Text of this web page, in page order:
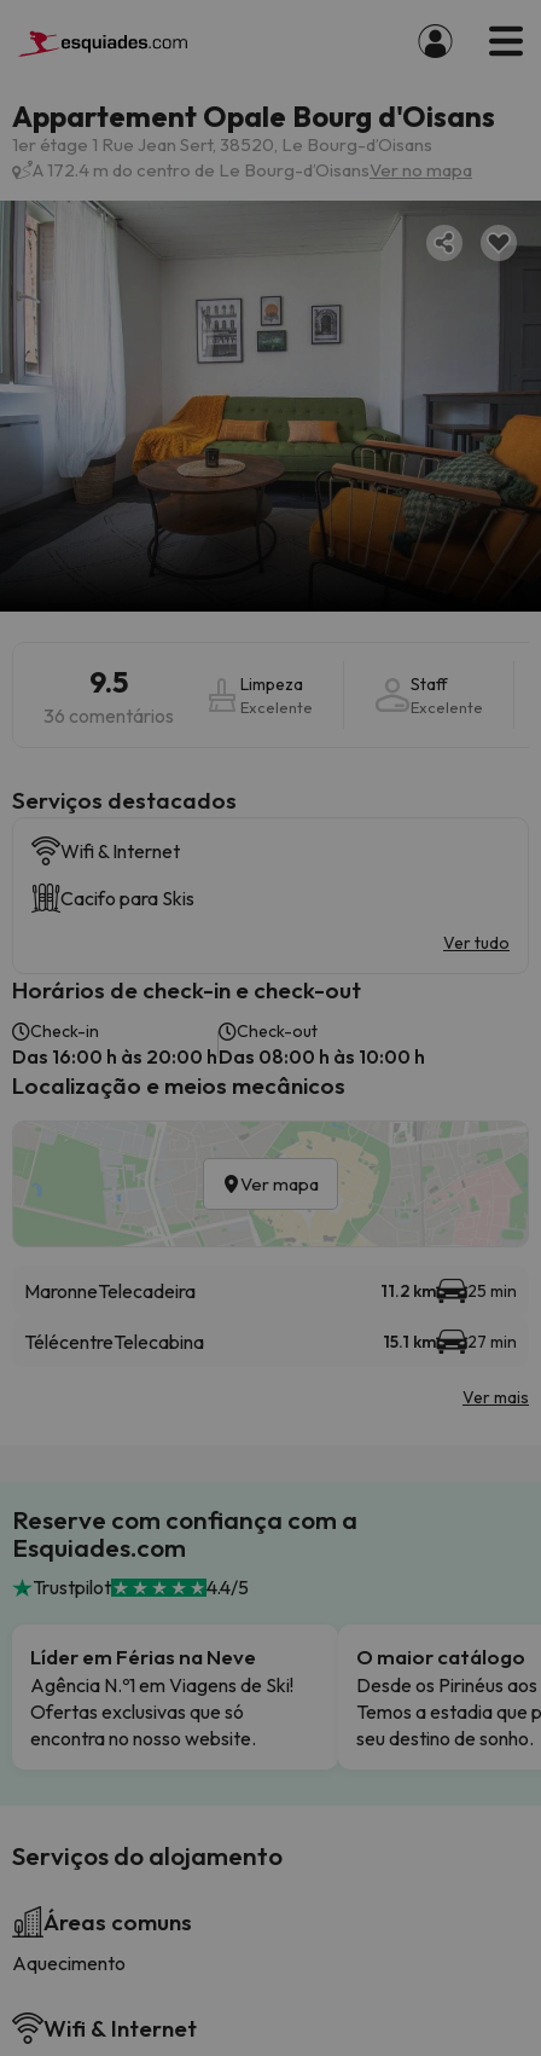
Appartement Opale Bourg d'Oisans
1er étage 1 Rue Jean Sert, 38520, Le Bourg-dʼOisans
A 172.4 m do centro de Le Bourg-dʼOisansVer no mapa
9.5
36 comentários
Limpeza
Excelente
Staff
Excelente
Serviços destacados
Wifi & Internet
Cacifo para Skis
Ver tudo
Horários de check-in e check-out
Check-in
Das 16:00 h às 20:00 h
Check-out
Das 08:00 h às 10:00 h
Localização e meios mecânicos
Ver mapa
MaronneTelecadeira 11.2 km 25 min
TélécentreTelecabina 15.1 km 27 min
Ver mais
Reserve com confiança com a
Esquiades.com
Trustpilot 4.4/5
Líder em Férias na Neve
Agência N.º1 em Viagens de Ski!
Ofertas exclusivas que só
encontra no nosso website.
O maior catálogo
Desde os Pirinéus
Temos a estadia que
seu destino de sonho.
Serviços do alojamento
Áreas comuns
Aquecimento
Wifi & Internet